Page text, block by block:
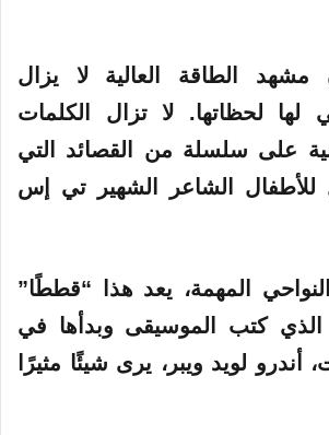
الطاقة العالية لا يزال
لها لحظاتها. لا تزال الكلمات
على سلسلة من القصائد التي
للأطفال الشاعر الشهير تي إس
المهمة، يعد هذا “قططًا”
الذي كتب الموسيقى وبدأها في
أندرو لويد ويبر، يرى شيئًا مثيرًا